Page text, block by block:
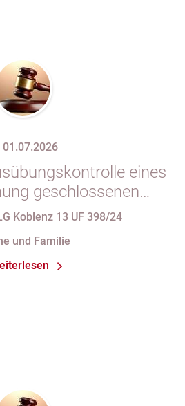
01.07.2026
eines
geschlossenen
Koblenz 13 UF 398/24
und Familie